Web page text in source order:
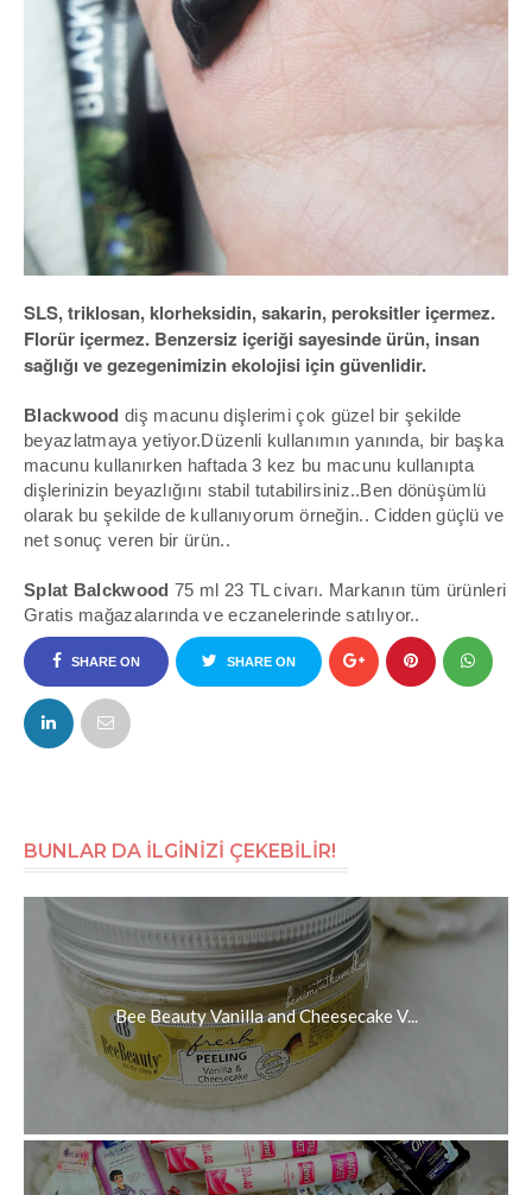
SLS, triklosan, klorheksidin, sakarin, peroksitler içermez.
Florür içermez. Benzersiz içeriği sayesinde ürün, insan
sağlığı ve gezegenimizin ekolojisi için güvenlidir.
Blackwood diş macunu dişlerimi çok güzel bir şekilde
beyazlatmaya yetiyor.Düzenli kullanımın yanında, bir başka
macunu kullanırken haftada 3 kez bu macunu kullanıpta
dişlerinizin beyazlığını stabil tutabilirsiniz..Ben dönüşümlü
olarak bu şekilde de kullanıyorum örneğin.. Cidden güçlü ve
net sonuç veren bir ürün..
Splat Balckwood 75 ml 23 TL civarı. Markanın tüm ürünleri
Gratis mağazalarında ve eczanelerinde satılıyor..
SHARE ON
FACEBOOK
SHARE ON
BUNLAR DA İLGİNİZİ ÇEKEBİLİR!
Bee Beauty Vanilla and Cheesecake V...